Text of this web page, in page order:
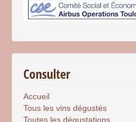
Consulter
Accueil
Tous les vins dégustés
Toutes les dégustations